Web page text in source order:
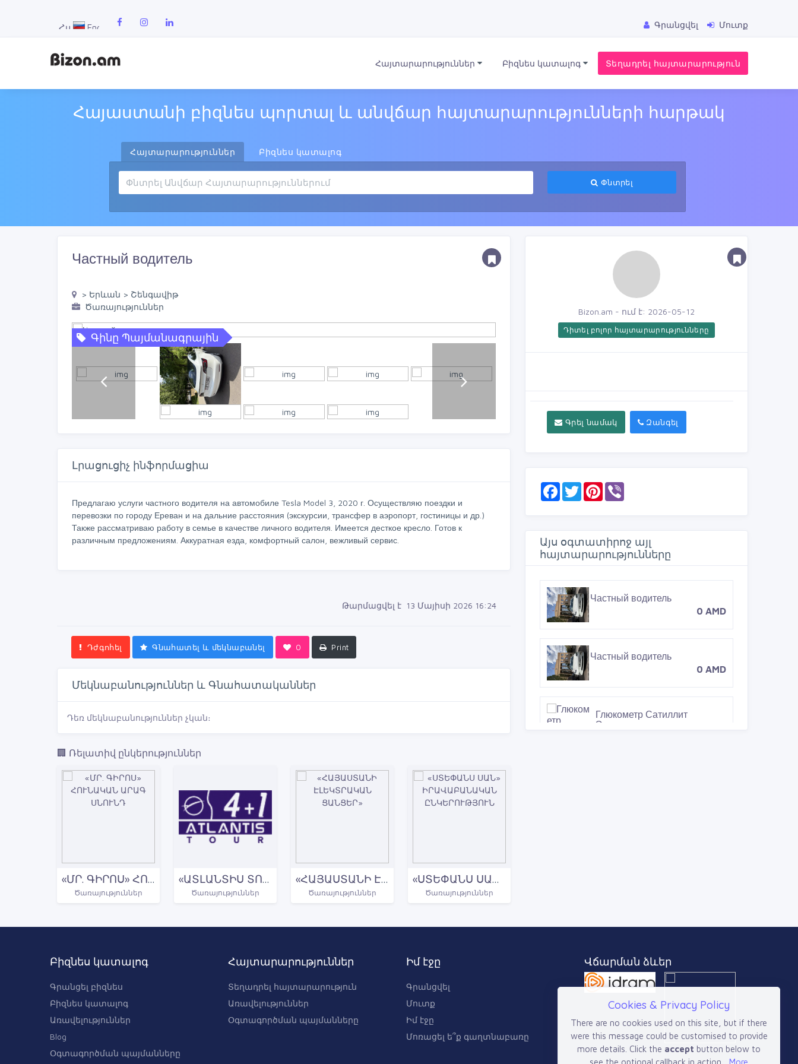
Գրանցվել Մուտք
Հայտարարություններ Բիզնես կատալոգ Տեղադրել հայտարարություն
Հայաստանի բիզնես պորտալ և անվճար հայտարարությունների հարթակ
Հայտարարություններ Բիզնես կատալոգ
Փնտրել
Частный водитель
> Երևան > Շենգավիթ
Ծառայություններ
Գինը Պայմանագրային
Լրացուցիչ ինֆորմացիա
Предлагаю услуги частного водителя на автомобиле Tesla Model 3, 2020 г. Осуществляю поездки и
перевозки по городу Ереван и на дальние расстояния (экскурсии, трансфер в аэропорт, гостиницы и др.)
Также рассматриваю работу в семье в качестве личного водителя. Имеется десткое кресло. Готов к
различным предложениям. Аккуратная езда, комфортный салон, вежливый сервис.
Թարմացվել է 13 Մայիսի 2026 16:24
Դժգոհել Գնահատել և մեկնաբանել 0 Print
Մեկնաբանություններ և Գնահատականներ
Դեռ մեկնաբանություններ չկան։
🏢 Ռելատիվ ընկերություններ
«ՄՐ. ԳԻՐՈՍ» ՀՈՒՆԱԿԱՆ ԱՐԱԳ ՍՆՈՒՆԴ
Ծառայություններ
«ԱՏԼԱՆՏԻՍ ՏՈՒՐ - 4+1»
Ծառայություններ
«ՀԱՅԱՍՏԱՆԻ ԷԼԵԿՏՐԱԿԱՆ ՑԱՆՑԵՐ»
Ծառայություններ
«ՍՏԵՓԱՆՍ ՍԱՆ» ԻՐԱՎԱԲԱՆԱԿԱՆ ԸՆԿԵՐՈՒԹՅՈՒՆ
Ծառայություններ
Bizon.am - ում է: 2026-05-12
Դիտել բոլոր հայտարարությունները
Գրել նամակ Զանգել
F
o
k
T
w
r
P
e
s
Այս օգտատիրոջ այլ
հայտարարությունները
Частный водитель
0 AMD
Частный водитель
0 AMD
Глюкометр Сатиллит
Экспресс
Բիզնես կատալոգ
Գրանցել բիզնես
Բիզնես կատալոգ
Առավելություններ
Blog
Օգտագործման պայմանները
Հայտարարություններ
Տեղադրել հայտարարություն
Առավելություններ
Օգտագործման պայմանները
Իմ էջը
Գրանցվել
Մուտք
Իմ էջը
Մոռացել ե՞ք գաղտնաբառը
Վճարման ձևեր
Cookies & Privacy Policy
There are no cookies used on this site, but if there
were this message could be customised to provide
more details. Click the accept button below to
see the optional callback in action... More